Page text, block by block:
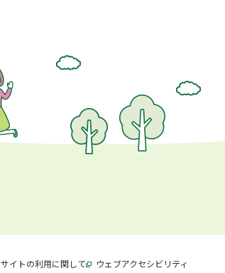
サイトの利用に関して別ウィンドウで開きます
ウェブアクセシビリティ